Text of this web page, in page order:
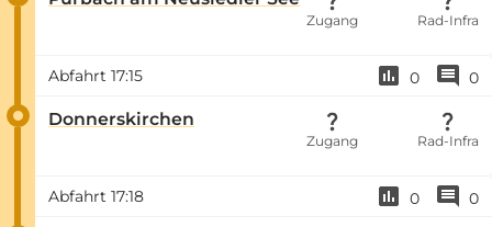
Zugang Rad-Infra
Abfahrt 17:15 0 0
Donnerskirchen
Zugang Rad-Infra
Abfahrt 17:18 0 0